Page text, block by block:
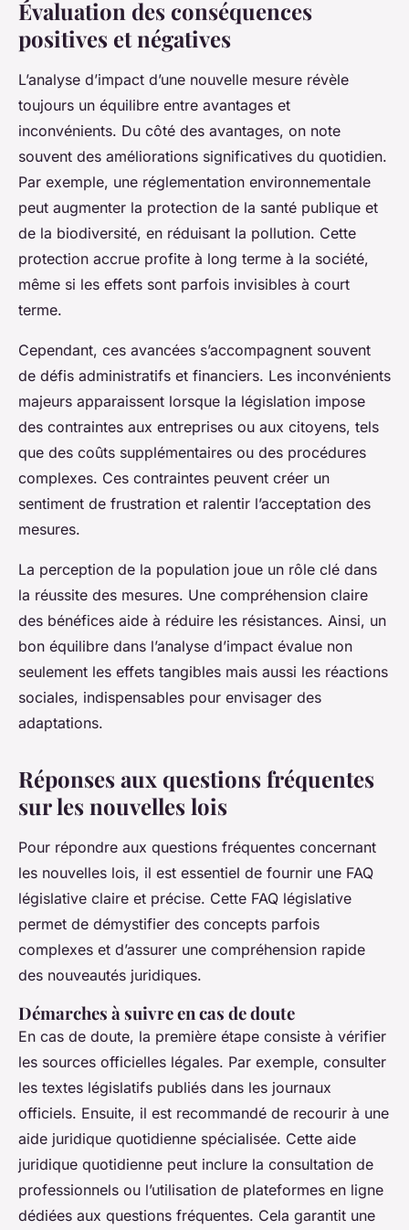
Évaluation des conséquences
positives et négatives
L’analyse d’impact d’une nouvelle mesure révèle
toujours un équilibre entre avantages et
inconvénients. Du côté des avantages, on note
souvent des améliorations significatives du quotidien.
Par exemple, une réglementation environnementale
peut augmenter la protection de la santé publique et
de la biodiversité, en réduisant la pollution. Cette
protection accrue profite à long terme à la société,
même si les effets sont parfois invisibles à court
terme.
Cependant, ces avancées s’accompagnent souvent
de défis administratifs et financiers. Les inconvénients
majeurs apparaissent lorsque la législation impose
des contraintes aux entreprises ou aux citoyens, tels
que des coûts supplémentaires ou des procédures
complexes. Ces contraintes peuvent créer un
sentiment de frustration et ralentir l’acceptation des
mesures.
La perception de la population joue un rôle clé dans
la réussite des mesures. Une compréhension claire
des bénéfices aide à réduire les résistances. Ainsi, un
bon équilibre dans l’analyse d’impact évalue non
seulement les effets tangibles mais aussi les réactions
sociales, indispensables pour envisager des
adaptations.
Réponses aux questions fréquentes
sur les nouvelles lois
Pour répondre aux questions fréquentes concernant
les nouvelles lois, il est essentiel de fournir une FAQ
législative claire et précise. Cette FAQ législative
permet de démystifier des concepts parfois
complexes et d’assurer une compréhension rapide
des nouveautés juridiques.
Démarches à suivre en cas de doute
En cas de doute, la première étape consiste à vérifier
les sources officielles légales. Par exemple, consulter
les textes législatifs publiés dans les journaux
officiels. Ensuite, il est recommandé de recourir à une
aide juridique quotidienne spécialisée. Cette aide
juridique quotidienne peut inclure la consultation de
professionnels ou l’utilisation de plateformes en ligne
dédiées aux questions fréquentes. Cela garantit une